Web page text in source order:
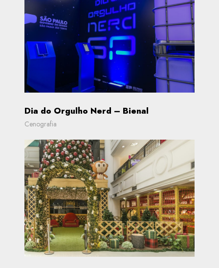
Dia do Orgulho Nerd – Bienal
Cenografia